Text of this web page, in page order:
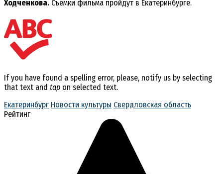
Ходченкова. Съёмки фильма пройдут в Екатеринбурге.
If you have found a spelling error, please, notify us by selecting
that text and tap on selected text.
Екатеринбург Новости культуры Свердловская область
Рейтинг